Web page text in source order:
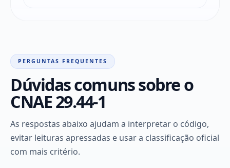
PERGUNTAS FREQUENTES
Dúvidas comuns sobre o
CNAE 29.44-1
As respostas abaixo ajudam a interpretar o código,
evitar leituras apressadas e usar a classificação oficial
com mais critério.